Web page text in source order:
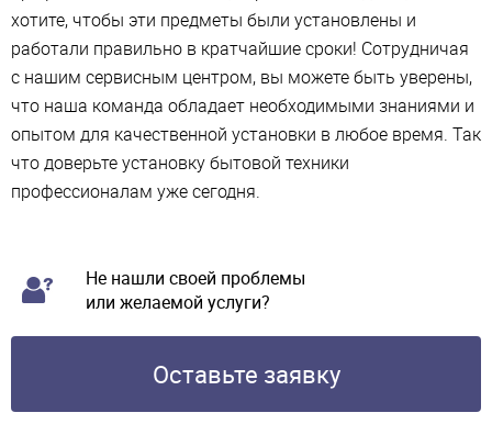
хотите, чтобы эти предметы были установлены и
работали правильно в кратчайшие сроки! Сотрудничая
с нашим сервисным центром, вы можете быть уверены,
что наша команда обладает необходимыми знаниями и
опытом для качественной установки в любое время. Так
что доверьте установку бытовой техники
профессионалам уже сегодня.
Не нашли своей проблемы
или желаемой услуги?
Оставьте заявку